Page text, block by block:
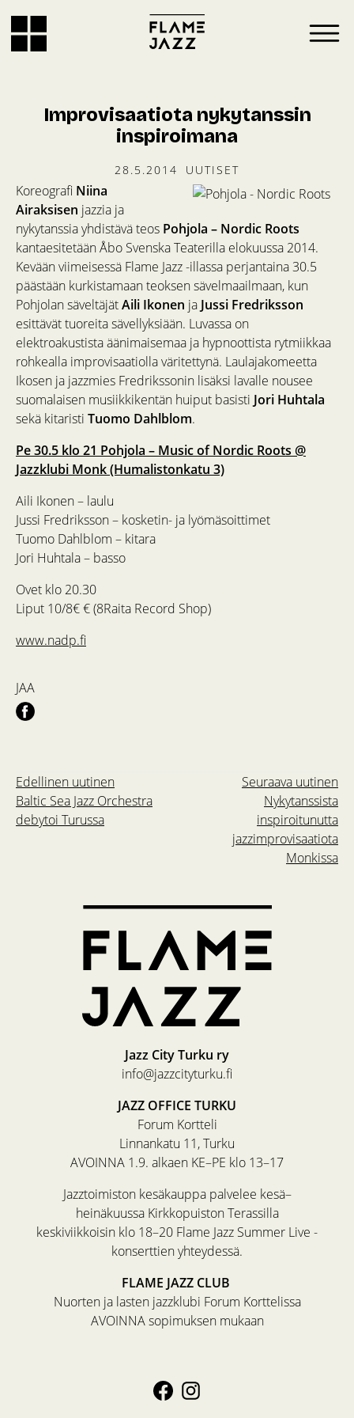
Improvisaatiota nykytanssin
inspiroimana
28.5.2014 UUTISET
Koreografi Niina
Airaksisen jazzia ja
nykytanssia yhdistävä teos Pohjola – Nordic Roots
kantaesitetään Åbo Svenska Teaterilla elokuussa 2014.
Kevään viimeisessä Flame Jazz -illassa perjantaina 30.5
päästään kurkistamaan teoksen sävelmaailmaan, kun
Pohjolan säveltäjätAili Ikonen ja Jussi Fredriksson
esittävät tuoreita sävellyksiään. Luvassa on
elektroakustista äänimaisemaa ja hypnoottista rytmiikkaa
rohkealla improvisaatiolla väritettynä. Laulajakomeetta
Ikosen ja jazzmies Fredrikssonin lisäksi lavalle nousee
suomalaisen musiikkikentän huiput basisti Jori Huhtala
sekä kitaristi Tuomo Dahlblom.
Pe 30.5 klo 21 Pohjola – Music of Nordic Roots @
Jazzklubi Monk (Humalistonkatu 3)
Aili Ikonen – laulu
Jussi Fredriksson – kosketin- ja lyömäsoittimet
Tuomo Dahlblom – kitara
Jori Huhtala – basso
Ovet klo 20.30
Liput 10/8€ € (8Raita Record Shop)
www.nadp.fi
JAA
Seuraava uutinen
Nykytanssista
inspiroitunutta
jazzimprovisaatiota
Monkissa
Edellinen uutinen
Baltic Sea Jazz Orchestra
debytoi Turussa
Jazz City Turku ry
info@jazzcityturku.fi
JAZZ OFFICE TURKU
Forum Kortteli
Linnankatu 11, Turku
AVOINNA 1.9. alkaen KE–PE klo 13–17
Jazztoimiston kesäkauppa palvelee kesä–
heinäkuussa Kirkkopuiston Terassilla
keskiviikkoisin klo 18–20 Flame Jazz Summer Live -
konserttien yhteydessä.
FLAME JAZZ CLUB
Nuorten ja lasten jazzklubi Forum Korttelissa
AVOINNA sopimuksen mukaan